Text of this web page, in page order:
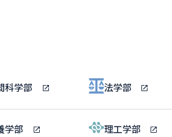
科学部 法学部
学部 理工学部